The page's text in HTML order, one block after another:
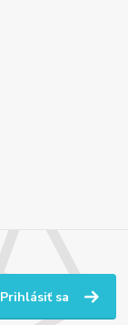
Prihlásiť sa